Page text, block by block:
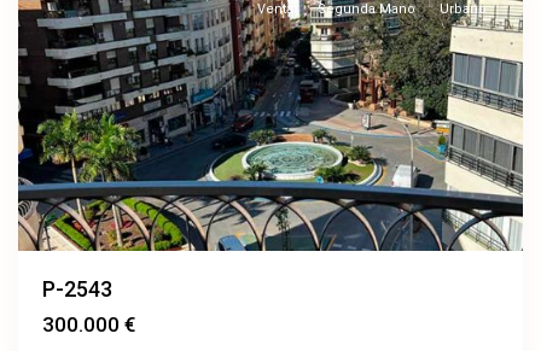
Venta Segunda Mano Urbano
P-2543
300.000 €